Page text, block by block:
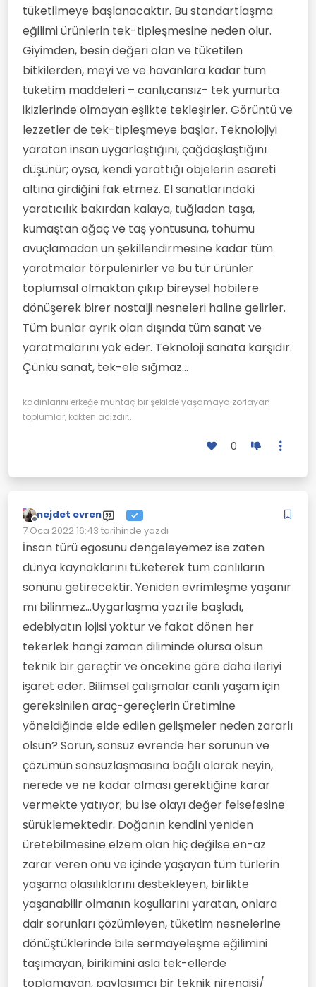
tüketilmeye başlanacaktır. Bu standartlaşma
eğilimi ürünlerin tek-tipleşmesine neden olur.
Giyimden, besin değeri olan ve tüketilen
bitkilerden, meyi ve ve havanlara kadar tüm
tüketim maddeleri – canlı,cansız- tek yumurta
ikizlerinde olmayan eşlikte tekleşirler. Görüntü ve
lezzetler de tek-tipleşmeye başlar. Teknolojiyi
yaratan insan uygarlaştığını, çağdaşlaştığını
düşünür; oysa, kendi yarattığı objelerin esareti
altına girdiğini fak etmez. El sanatlarındaki
yaratıcılık bakırdan kalaya, tuğladan taşa,
kumaştan ağaç ve taş yontusuna, tohumu
avuçlamadan un şekillendirmesine kadar tüm
yaratmalar törpülenirler ve bu tür ürünler
toplumsal olmaktan çıkıp bireysel hobilere
dönüşerek birer nostalji nesneleri haline gelirler.
Tüm bunlar ayrık olan dışında tüm sanat ve
yaratmalarını yok eder. Teknoloji sanata karşıdır.
Çünkü sanat, tek-ele sığmaz…
kadınlarını erkeğe muhtaç bir şekilde yaşamaya zorlayan
toplumlar, kökten acizdir...
0
Çevrimdışı
nejdet evren
7 Oca 2022 16:43 tarihinde yazdı
Son düzenleyen:
İnsan türü egosunu dengeleyemez ise zaten
dünya kaynaklarını tüketerek tüm canlıların
sonunu getirecektir. Yeniden evrimleşme yaşanır
mı bilinmez...Uygarlaşma yazı ile başladı,
edebiyatın lojisi yoktur ve fakat dönen her
tekerlek hangi zaman diliminde olursa olsun
teknik bir gereçtir ve öncekine göre daha ileriyi
işaret eder. Bilimsel çalışmalar canlı yaşam için
gereksinilen araç-gereçlerin üretimine
yöneldiğinde elde edilen gelişmeler neden zararlı
olsun? Sorun, sonsuz evrende her sorunun ve
çözümün sonsuzlaşmasına bağlı olarak neyin,
nerede ve ne kadar olması gerektiğine karar
vermekte yatıyor; bu ise olayı değer felsefesine
sürüklemektedir. Doğanın kendini yeniden
üretebilmesine elzem olan hiç değilse en-az
zarar veren onu ve içinde yaşayan tüm türlerin
yaşama olasılıklarını destekleyen, birlikte
yaşanabilir olmanın koşullarını yaratan, onlara
dair sorunları çözümleyen, tüketim nesnelerine
dönüştüklerinde bile sermayeleşme eğilimini
taşımayan, birikimini asla tek-ellerde
toplamayan, paylaşımcı bir teknik nirengisi/